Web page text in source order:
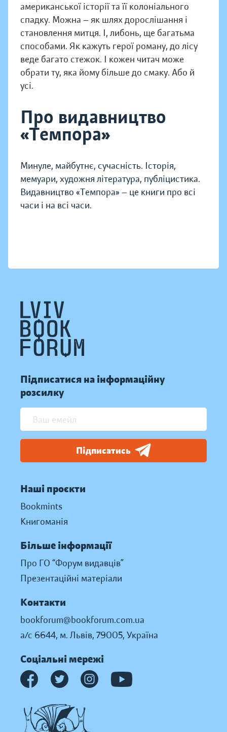
американської історії та її колоніального
спадку. Можна — як шлях дорослішання і
становлення митця. І, либонь, ще багатьма
способами. Як кажуть герої роману, до лісу
веде багато стежок. І кожен читач може
обрати ту, яка йому більше до смаку. Або й
усі.
Про видавництво
«Темпора»
Минуле, майбутнє, сучасність. Історія,
мемуари, художня література, публіцистика.
Видавництво «Темпора» — це книги про всі
часи і на всі часи.
Підписатися на інформаційну
розсилку
Підписатись
Наші проєкти
Bookmints
Книгоманія
Більше інформації
Про ГО “Форум видавців”
Презентаційні матеріали
Контакти
bookforum@bookforum.com.ua
а/с 6644, м. Львів, 79005, Україна
Соціальні мережі